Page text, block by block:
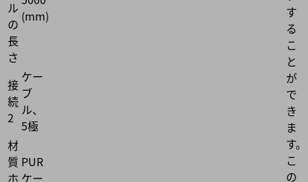
ル
の
長
さ
(mm)
接
続
2
ケー
ブ
ル、
5極
材
質
ホ
PUR
ケー
す
る
こ
と
が
で
き
ま
す。
こ
の